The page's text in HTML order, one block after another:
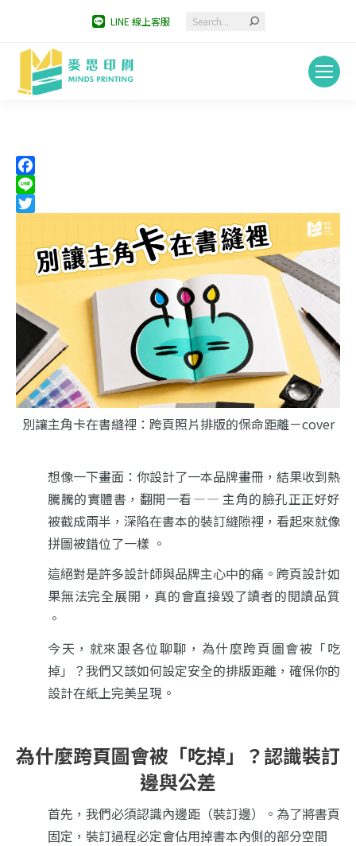
LINE 線上客服 Search:
Facebook
Line
別讓主角卡在書縫裡：跨頁照片排版的保命距離－cover
想像一下畫面：你設計了一本品牌畫冊，結果收到熱
騰騰的實體書，翻開一看 — — 主角的臉孔正正好好
被截成兩半，深陷在書本的裝訂縫隙裡，看起來就像
拼圖被錯位了一樣 。
這絕對是許多設計師與品牌主心中的痛。跨頁設計如
果無法完全展開，真的會直接毀了讀者的閱讀品質
。
今天，就來跟各位聊聊，為什麼跨頁圖會被「吃
掉」？我們又該如何設定安全的排版距離，確保你的
設計在紙上完美呈現。
為什麼跨頁圖會被「吃掉」？認識裝訂
邊與公差
首先，我們必須認識內邊距（裝訂邊）。為了將書頁
固定，裝訂過程必定會佔用掉書本內側的部分空間